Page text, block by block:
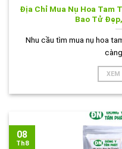
Địa Chỉ Mua Nụ Hoa Tam
Bao Tử
Nhu cầu tìm mua nụ hoa
08
Th8